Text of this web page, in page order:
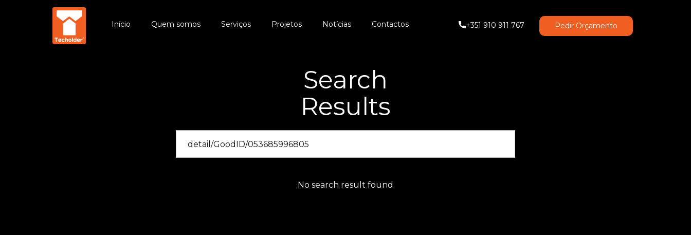
Início Quem somos Serviços Projetos Notícias Contactos Pedir Orçamento
+351 910 911 767
Search
Results
No search result found